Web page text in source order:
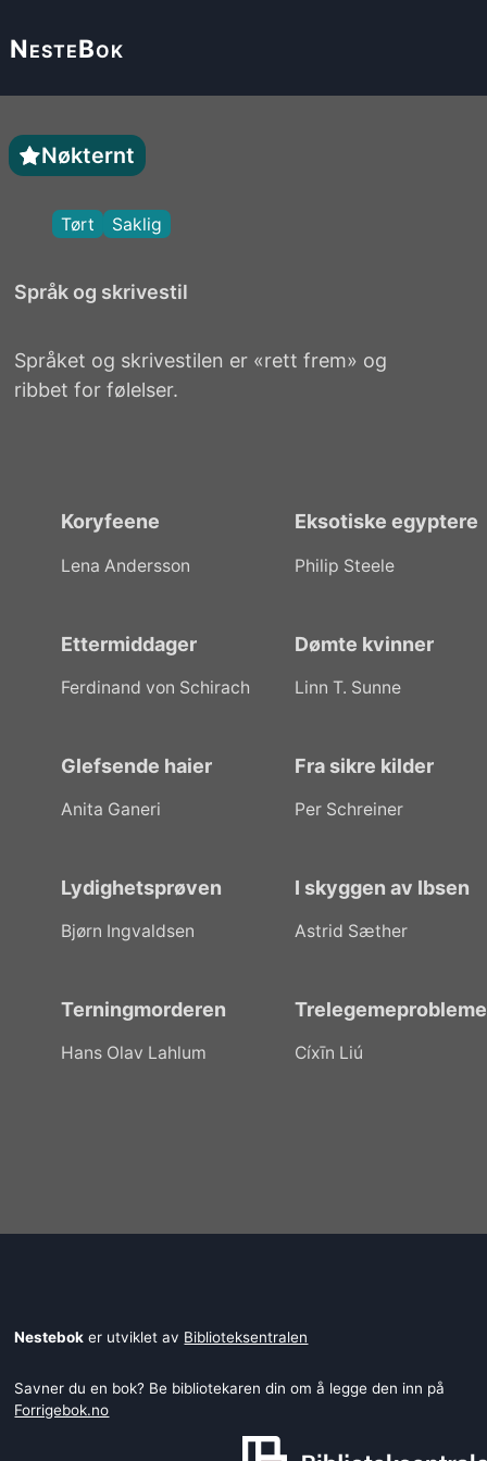
NesteBok
Nøkternt
Tørt Saklig
Språk og skrivestil
Språket og skrivestilen er «rett frem» og
ribbet for følelser.
Koryfeene
Lena Andersson
Eksotiske egyptere
Philip Steele
Ettermiddager
Ferdinand von Schirach
Dømte kvinner
Linn T. Sunne
Glefsende haier
Anita Ganeri
Fra sikre kilder
Per Schreiner
Lydighetsprøven
Bjørn Ingvaldsen
I skyggen av Ibsen
Astrid Sæther
Terningmorderen
Hans Olav Lahlum Cíxīn Liú
Nestebok er utviklet av Biblioteksentralen
Savner du en bok? Be bibliotekaren din om å legge den inn på
Forrigebok.no